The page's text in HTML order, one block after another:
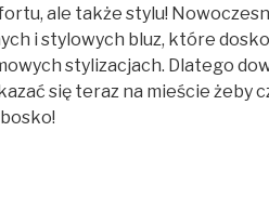
ale także stylu!
i stylowych bluz, które
stylizacjach. Dlatego
się teraz na mieście żeby